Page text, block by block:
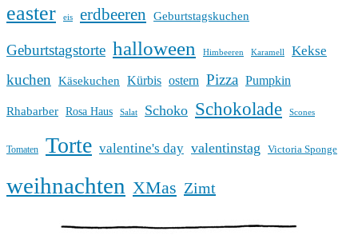
easter eis erdbeeren Geburtstagskuchen
Geburtstagstorte halloween Himbeeren Karamell Kekse
kuchen Käsekuchen Kürbis ostern Pizza Pumpkin
Rhabarber Rosa Haus Salat Schoko Schokolade Scones
Tomaten Torte valentine's day valentinstag Victoria Sponge
weihnachten XMas Zimt